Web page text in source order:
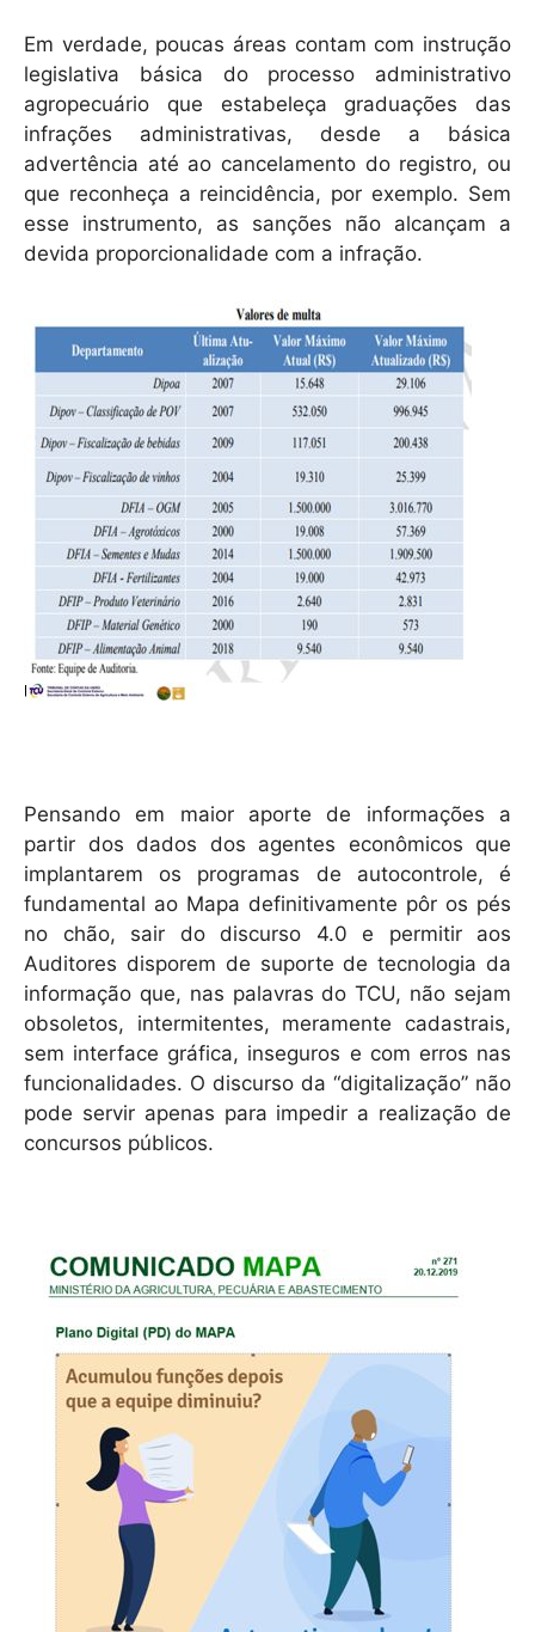
Em verdade, poucas áreas contam com instrução
legislativa básica do processo administrativo
agropecuário que estabeleça graduações das
infrações administrativas, desde a básica
advertência até ao cancelamento do registro, ou
que reconheça a reincidência, por exemplo. Sem
esse instrumento, as sanções não alcançam a
devida proporcionalidade com a infração.
Pensando em maior aporte de informações a
partir dos dados dos agentes econômicos que
implantarem os programas de autocontrole, é
fundamental ao Mapa definitivamente pôr os pés
no chão, sair do discurso 4.0 e permitir aos
Auditores disporem de suporte de tecnologia da
informação que, nas palavras do TCU, não sejam
obsoletos, intermitentes, meramente cadastrais,
sem interface gráfica, inseguros e com erros nas
funcionalidades. O discurso da “digitalização” não
pode servir apenas para impedir a realização de
concursos públicos.